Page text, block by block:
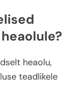
heaolu,
teadlikele